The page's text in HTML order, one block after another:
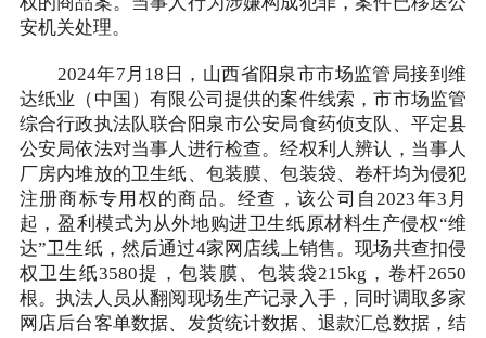
安机关处理。
2024年7月18日，山西省阳泉市市场监管局接到维
达纸业（中国）有限公司提供的案件线索，市市场监管
综合行政执法队联合阳泉市公安局食药侦支队、平定县
公安局依法对当事人进行检查。经权利人辨认，当事人
厂房内堆放的卫生纸、包装膜、包装袋、卷杆均为侵犯
注册商标专用权的商品。经查，该公司自2023年3月
起，盈利模式为从外地购进卫生纸原材料生产侵权“维
达”卫生纸，然后通过4家网店线上销售。现场共查扣侵
权卫生纸3580提，包装膜、包装袋215kg，卷杆2650
根。执法人员从翻阅现场生产记录入手，同时调取多家
网店后台客单数据、发货统计数据、退款汇总数据，结